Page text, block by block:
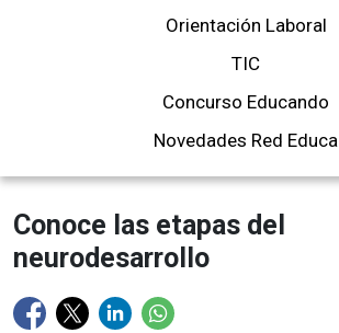
Orientación Laboral
TIC
Concurso Educando
Novedades Red Educa
Conoce las etapas del
neurodesarrollo